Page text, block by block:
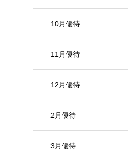
10月優待
11月優待
12月優待
2月優待
3月優待